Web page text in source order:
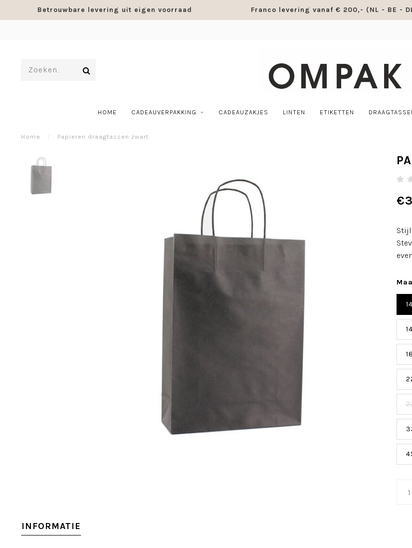
Betrouwbare levering uit eigen voorraad Franco levering vanaf € 200,- (NL - BE -
HOME CADEAUVERPAKKING CADEAUZAKJES LINTEN ETIKETTEN
Home / Papieren draagtassen zwart
INFORMATIE